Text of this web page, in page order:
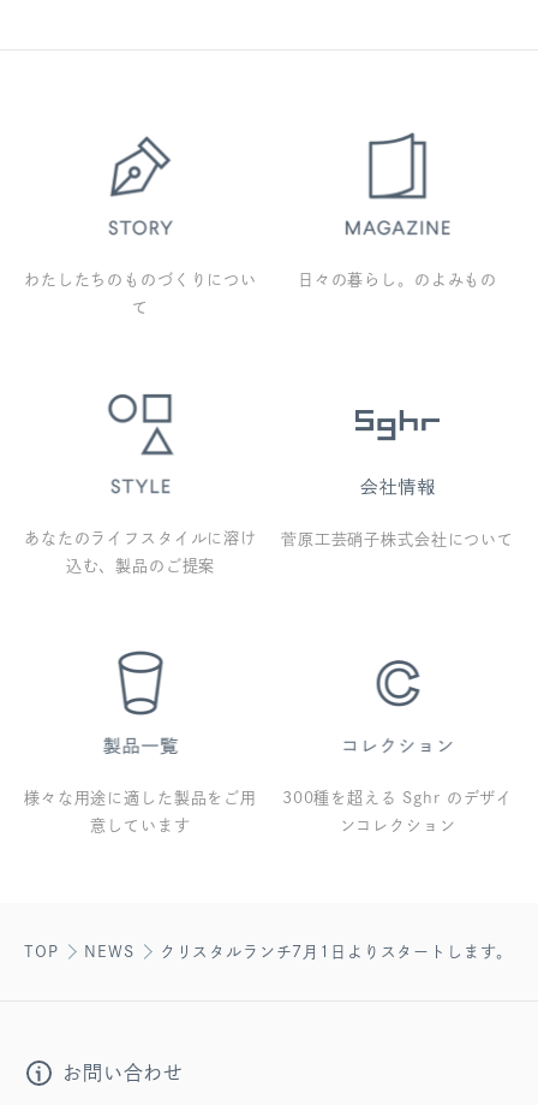
わたしたちのものづくりについ
て
日々の暮らし。のよみもの
あなたのライフスタイルに溶け
込む、製品のご提案
菅原工芸硝子株式会社について
様々な用途に適した製品をご用
意しています
300種を超える Sghr のデザイ
ンコレクション
TOP NEWS クリスタルランチ7月1日よりスタートします。
お問い合わせ